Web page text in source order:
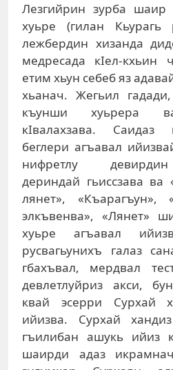
Лезгийрин зурба шаир
хуьре (гилан Кьурагь
лежбердин хизанда
медресада кIел-
етим хьун себеб яз
хьанач. Жегьил
къунши хуьрера
кIвалахзава. Саидаз
беглери агъавал
нифретлу девирдин
дериндай гьиссзава ва
лянет», «Къарагъун»,
элкъвенва», «Лянет»
хуьре агъавал
русвагьунихъ галаз
гбахъвал, мердвал
девлетлуйриз акси,
квай эсерри Сурхай
ийизва. Сурхай
гъилибан ашукь ийиз
шаирди адаз